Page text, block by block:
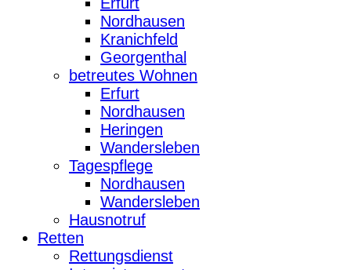
Nordhausen
Kranichfeld
Georgenthal
betreutes Wohnen
Erfurt
Nordhausen
Heringen
Wandersleben
Tagespflege
Nordhausen
Wandersleben
Hausnotruf
Retten
Rettungsdienst